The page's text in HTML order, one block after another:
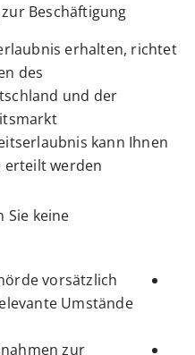
Beschäftigung.
erhalten, richtet
des
und der
kann Ihnen
werden.
Sie keine
vorsätzlich
Umstände
zur